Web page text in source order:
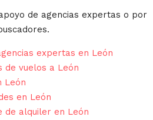
de agencias expertas o por
expertas en León
de vuelos a León
León
en León
de alquiler en León